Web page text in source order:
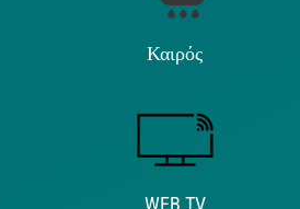
Καιρός
WEB TV